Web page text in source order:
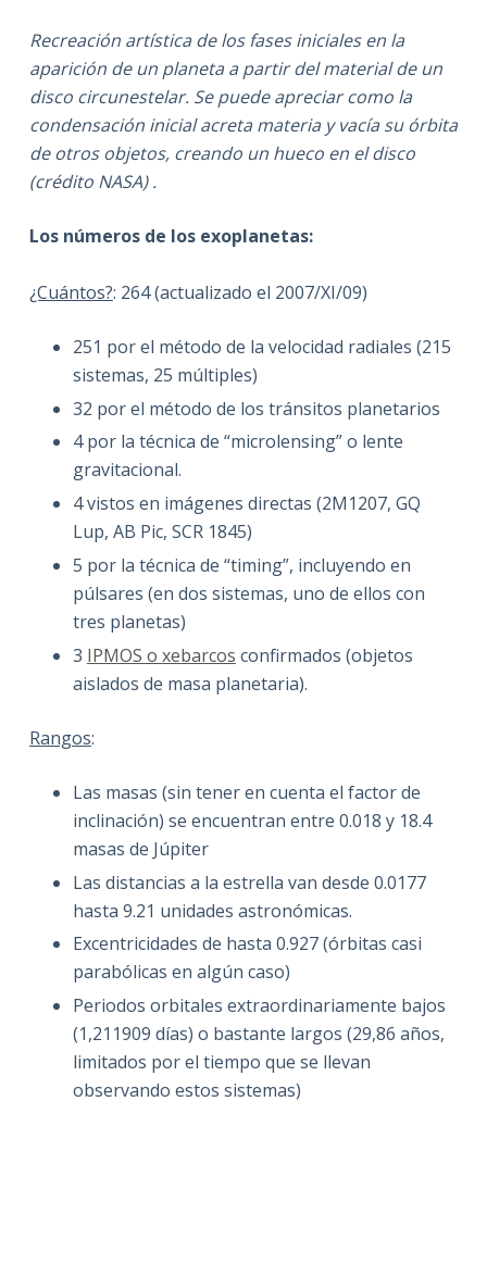
Recreación artística de los fases iniciales en la
aparición de un planeta a partir del material de un
disco circunestelar. Se puede apreciar como la
condensación inicial acreta materia y vacía su órbita
de otros objetos, creando un hueco en el disco
(crédito NASA) .
Los números de los exoplanetas:
¿Cuántos?: 264 (actualizado el 2007/XI/09)
251 por el método de la velocidad radiales (215
sistemas, 25 múltiples)
32 por el método de los tránsitos planetarios
4 por la técnica de “microlensing” o lente
gravitacional.
4 vistos en imágenes directas (2M1207, GQ
Lup, AB Pic, SCR 1845)
5 por la técnica de “timing”, incluyendo en
púlsares (en dos sistemas, uno de ellos con
tres planetas)
3 IPMOS o xebarcos confirmados (objetos
aislados de masa planetaria).
Rangos:
Las masas (sin tener en cuenta el factor de
inclinación) se encuentran entre 0.018 y 18.4
masas de Júpiter
Las distancias a la estrella van desde 0.0177
hasta 9.21 unidades astronómicas.
Excentricidades de hasta 0.927 (órbitas casi
parabólicas en algún caso)
Periodos orbitales extraordinariamente bajos
(1,211909 días) o bastante largos (29,86 años,
limitados por el tiempo que se llevan
observando estos sistemas)